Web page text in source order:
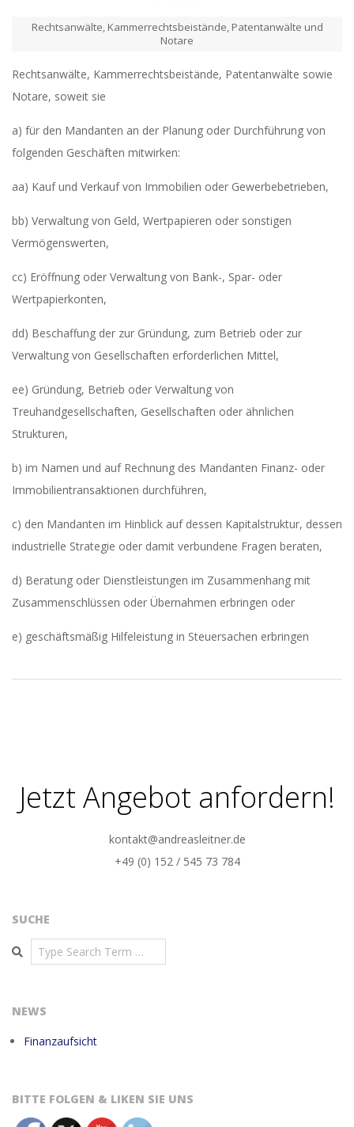
Rechtsanwälte, Kammerrechtsbeistände, Patentanwälte und
Notare
Rechtsanwälte, Kammerrechtsbeistände, Patentanwälte sowie
Notare, soweit sie
a) für den Mandanten an der Planung oder Durchführung von
folgenden Geschäften mitwirken:
aa) Kauf und Verkauf von Immobilien oder Gewerbebetrieben,
bb) Verwaltung von Geld, Wertpapieren oder sonstigen
Vermögenswerten,
cc) Eröffnung oder Verwaltung von Bank-, Spar- oder
Wertpapierkonten,
dd) Beschaffung der zur Gründung, zum Betrieb oder zur
Verwaltung von Gesellschaften erforderlichen Mittel,
ee) Gründung, Betrieb oder Verwaltung von
Treuhandgesellschaften, Gesellschaften oder ähnlichen
Strukturen,
b) im Namen und auf Rechnung des Mandanten Finanz- oder
Immobilientransaktionen durchführen,
c) den Mandanten im Hinblick auf dessen Kapitalstruktur, dessen
industrielle Strategie oder damit verbundene Fragen beraten,
d) Beratung oder Dienstleistungen im Zusammenhang mit
Zusammenschlüssen oder Übernahmen erbringen oder
e) geschäftsmäßig Hilfeleistung in Steuersachen erbringen
Jetzt Angebot anfordern!
kontakt@andreasleitner.de
+49 (0) 152 / 545 73 784
SUCHE
Search
NEWS
Finanzaufsicht
BITTE FOLGEN & LIKEN SIE UNS